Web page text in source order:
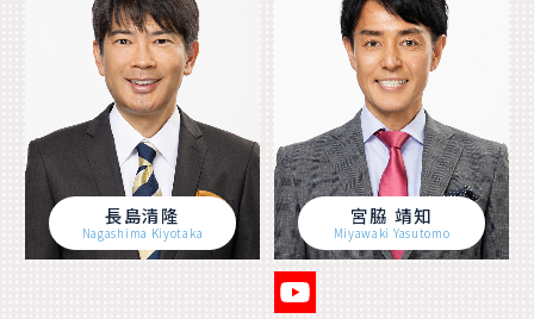
長島清隆
Nagashima Kiyotaka
宮脇 靖知
Miyawaki Yasutomo